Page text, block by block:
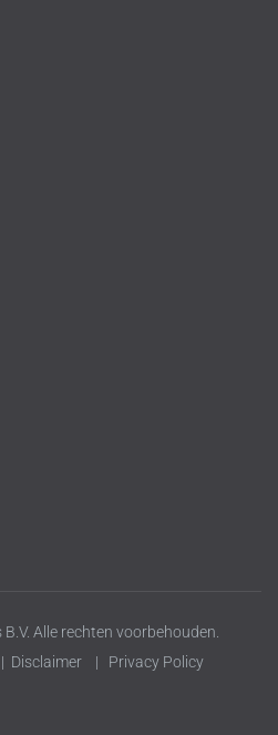
B.V. Alle rechten voorbehouden.
| Disclaimer | Privacy Policy